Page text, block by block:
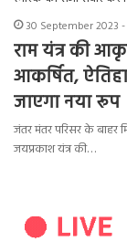
30 September 2023
राम यंत्र की
आकर्षित,
जाएगा नया रूप
जंतर मंतर परिसर के बाहर
जयप्रकाश यंत्र की…